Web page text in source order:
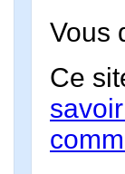
Vous
Ce